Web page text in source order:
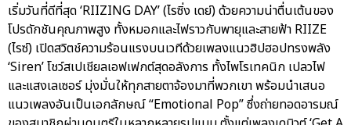
เริ่มวันที่ดีที่สุด ‘RIIZING DAY’ (ไรซิ่ง เดย์) ด้วยความน่าตื่นเต้นของ
โปรดักชันคุณภาพสูง ทั้งหมอกและไฟราวกับพายุและสายฟ้า RIIZE
(ไรซ์) เปิดสวิตช์ความร้อนแรงบนเวทีด้วยเพลงแนวฮิปฮอปทรงพลัง
‘Siren’ โชว์สเปเชียลเอฟเฟกต์สุดอลังการ ทั้งไพโรเทคนิก เปลวไฟ
และแสงเลเซอร์ มุ่งมั่นให้ทุกสายตาจ้องมาที่พวกเขา พร้อมนำเสนอ
แนวเพลงอันเป็นเอกลักษณ์ “Emotional Pop” ซึ่งถ่ายทอดอารมณ์